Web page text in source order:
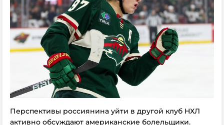
Перспективы россиянина уйти в другой клуб НХЛ
активно обсуждают американские болельщики.